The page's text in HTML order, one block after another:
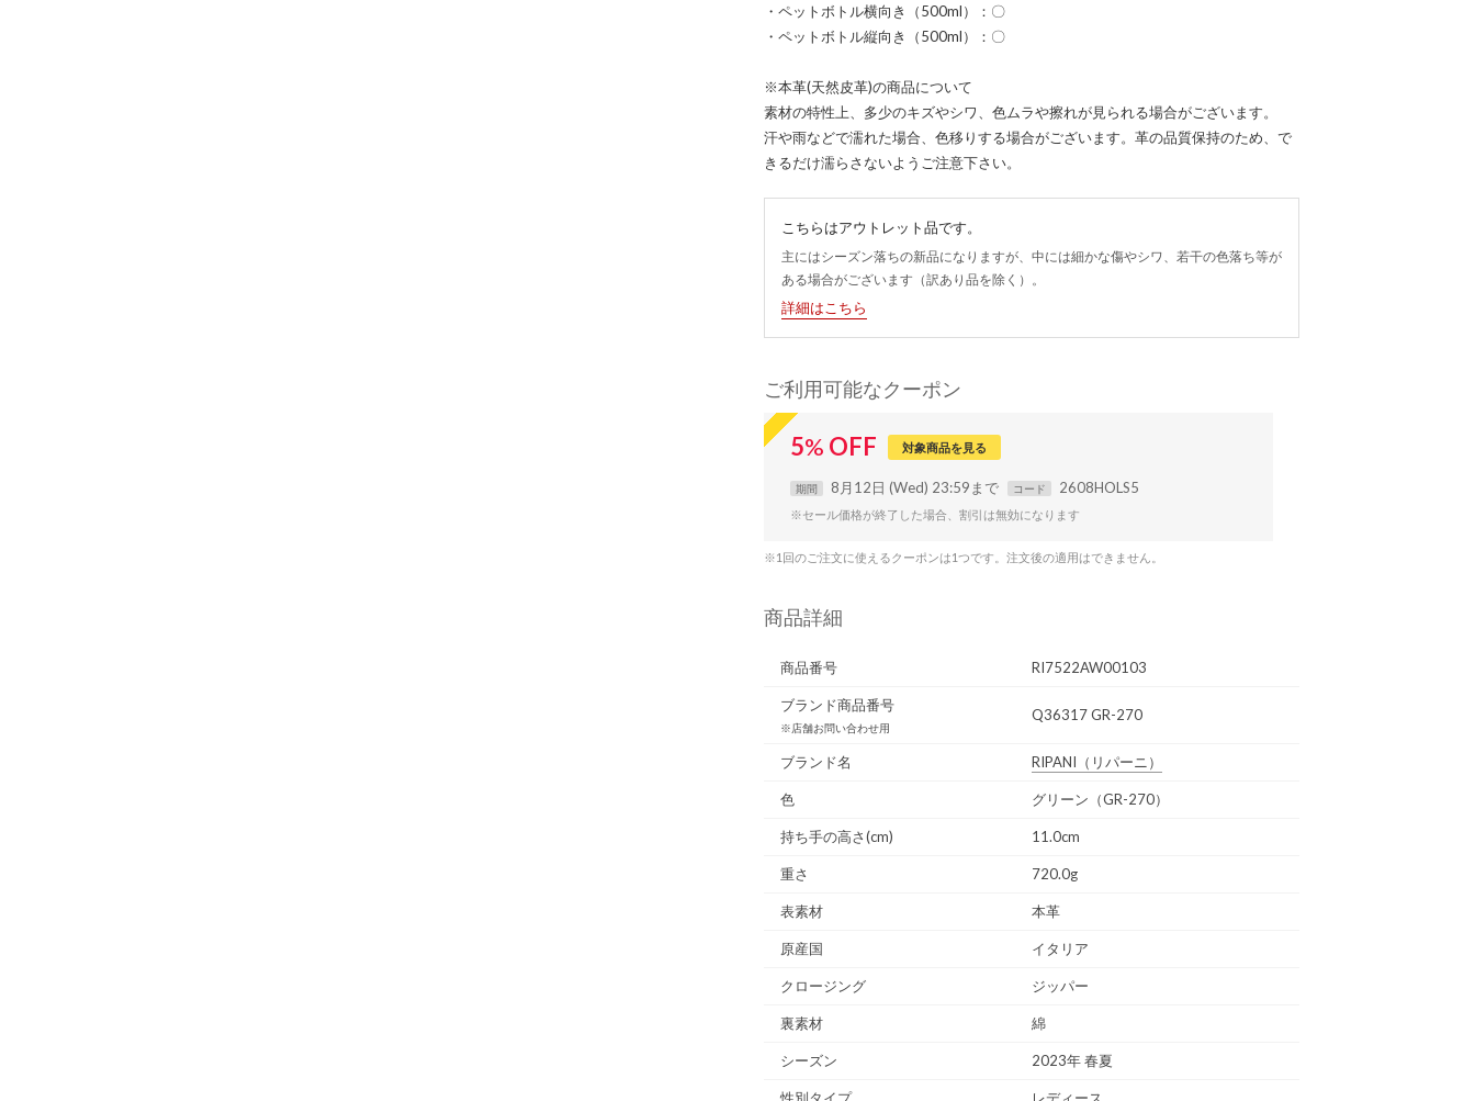
・ペットボトル横向き（500ml）：〇
・ペットボトル縦向き（500ml）：〇
※本革(天然皮革)の商品について
素材の特性上、多少のキズやシワ、色ムラや擦れが見られる場合がございます。
汗や雨などで濡れた場合、色移りする場合がございます。革の品質保持のため、で
きるだけ濡らさないようご注意下さい。
こちらはアウトレット品です。
主にはシーズン落ちの新品になりますが、中には細かな傷やシワ、若干の色落ち等が
ある場合がございます（訳あり品を除く）。
詳細はこちら
ご利用可能なクーポン
5% OFF 対象商品を見る
期間 8月12日 (Wed) 23:59まで コード 2608HOLS5
※セール価格が終了した場合、割引は無効になります
※1回のご注文に使えるクーポンは1つです。注文後の適用はできません。
商品詳細
商品番号 RI7522AW00103
ブランド商品番号
※店舗お問い合わせ用
Q36317 GR-270
ブランド名 RIPANI （リパーニ）
色 グリーン（GR-270）
持ち手の高さ(cm) 11.0cm
重さ 720.0g
表素材 本革
原産国 イタリア
クロージング ジッパー
裏素材 綿
シーズン 2023年 春夏
性別タイプ レディース